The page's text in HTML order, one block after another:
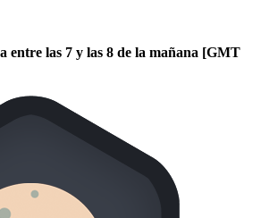
entre las 7 y las 8 de la mañana [GMT